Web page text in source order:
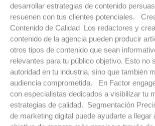
desarrollar estrategias de contenido
resuenen con tus clientes potenciales.
Contenido de Calidad Los redactores y
contenido de la agencia pueden producir
otros tipos de contenido que sean
relevantes para tu público objetivo. Esto no
autoridad en tu industria, sino que también
audiencia comprometida. En Factor
con especialistas dedicados a visibilizar tu
estrategias de calidad. Segmentación
de marketing digital puede ayudarte a llegar